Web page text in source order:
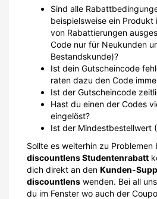
Sind alle
beispielsweise ein Produkt
von Rabattierungen
Code nur für Neukunden
Bestandskunde)?
Ist dein Gutscheincode
raten dazu den Code
Ist der Gutscheincode
Hast du einen der Codes
eingelöst?
Ist der Mindestbestellwert
Sollte es weiterhin zu Problemen
discountlens Studentenrabatt
dich direkt an den Kunden-
discountlens wenden. Bei all
du im Fenster wo auch der